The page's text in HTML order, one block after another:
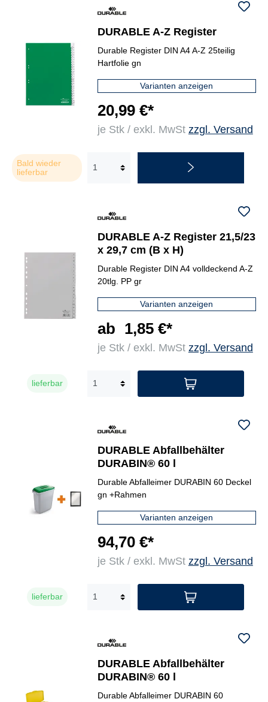
DURABLE A-Z Register
Durable Register DIN A4 A-Z 25teilig
Hartfolie gn
Varianten anzeigen
20,99 €*
je Stk / exkl. MwSt zzgl. Versand
Bald wieder
lieferbar
DURABLE A-Z Register 21,5/23
x 29,7 cm (B x H)
Durable Register DIN A4 volldeckend A-Z
20tlg. PP gr
Varianten anzeigen
ab 1,85 €*
je Stk / exkl. MwSt zzgl. Versand
lieferbar
DURABLE Abfallbehälter
DURABIN® 60 l
Durable Abfalleimer DURABIN 60 Deckel
gn +Rahmen
Varianten anzeigen
94,70 €*
je Stk / exkl. MwSt zzgl. Versand
lieferbar
DURABLE Abfallbehälter
DURABIN® 60 l
Durable Abfalleimer DURABIN 60